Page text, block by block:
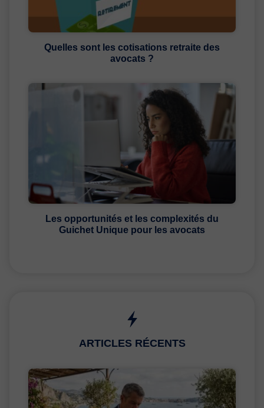
Quelles sont les cotisations retraite des
avocats ?
Les opportunités et les complexités du
Guichet Unique pour les avocats
ARTICLES RÉCENTS